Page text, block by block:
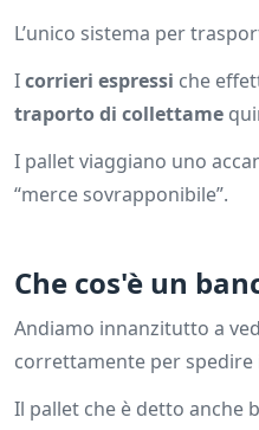
L’unico sistema per
Icorrieri espressi che
traporto di collettame
I pallet viaggiano uno
“merce sovrapponibile”.
Che cos'è un
Andiamo innanzitutto a
correttamente per
Il pallet che è detto anche